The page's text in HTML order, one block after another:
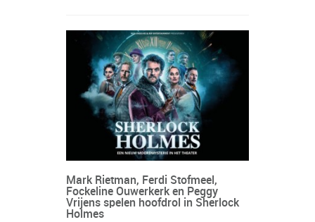
Mark Rietman, Ferdi Stofmeel,
Fockeline Ouwerkerk en Peggy
Vrijens spelen hoofdrol in Sherlock
Holmes